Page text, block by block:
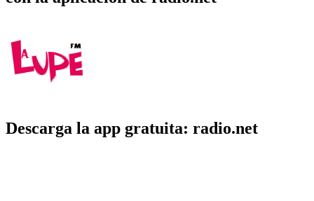
Descarga la app gratuita: radio.net